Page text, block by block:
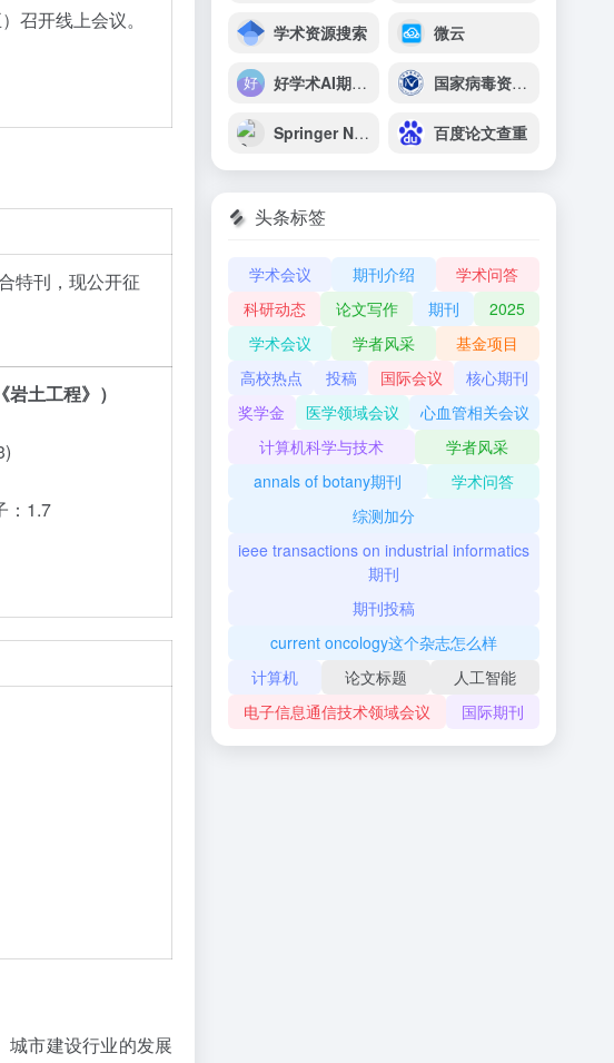
召开线上会议。
特刊，现公开征
土工程》）
：1.7
城市建设行业的发展
学术资源搜索 微云
好学术AI期刊查询助手 国家病毒资源库
Springer Nature Journal Suggester 百度论文查重
头条标签
学术会议 期刊介绍
学术问答
科研动态
论文写作 期刊
2025
学术会议
学者风采
基金项目
高校热点
投稿 国际会议
核心期刊
奖学金
医学领域会议
心血管相关会议
计算机科学与技术
学者风采
annals of botany期刊
学术问答
综测加分
ieee transactions on industrial informatics
期刊
期刊投稿
current oncology这个杂志怎么样
计算机
论文标题
人工智能
电子信息通信技术领域会议
国际期刊